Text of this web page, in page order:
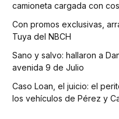
camioneta cargada con
Con promos exclusivas,
Tuya del NBCH
Sano y salvo: hallaron a
avenida 9 de Julio
Caso Loan, el juicio: el
los vehículos de Pérez y